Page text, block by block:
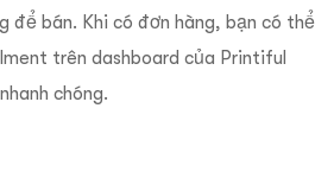
để bán. Khi có đơn hàng, bạn có thể
trên dashboard của Printiful
chóng.